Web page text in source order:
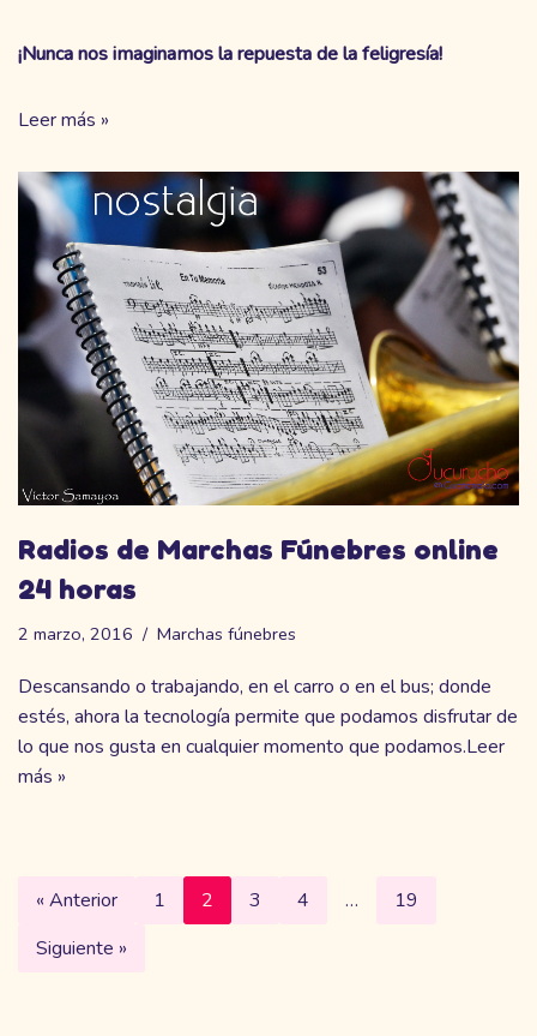
¡Nunca nos imaginamos la repuesta de la feligresía!
Leer más »
Radios de Marchas Fúnebres online
24 horas
2 marzo, 2016 Marchas fúnebres
Descansando o trabajando, en el carro o en el bus; donde
estés, ahora la tecnología permite que podamos disfrutar de
lo que nos gusta en cualquier momento que podamos.Leer
más »
« Anterior 1 2 3 4 …
19
Siguiente »